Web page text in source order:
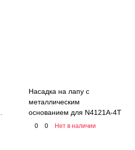
Насадка на лапу с
металлическим
основанием для N4121A-4T
0 0 Нет в наличии